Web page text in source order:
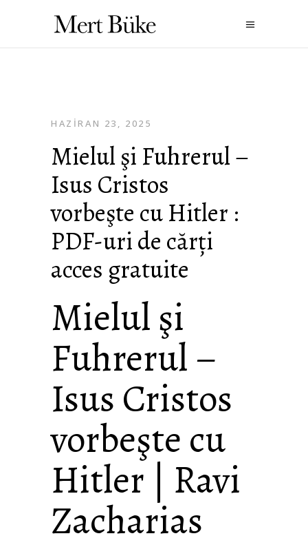
HAZIRAN 23, 2025
Mielul şi Fuhrerul –
Isus Cristos
vorbeşte cu Hitler :
PDF-uri de cărți
acces gratuite
Mielul şi
Fuhrerul –
Isus Cristos
vorbeşte cu
Hitler | Ravi
Zacharias